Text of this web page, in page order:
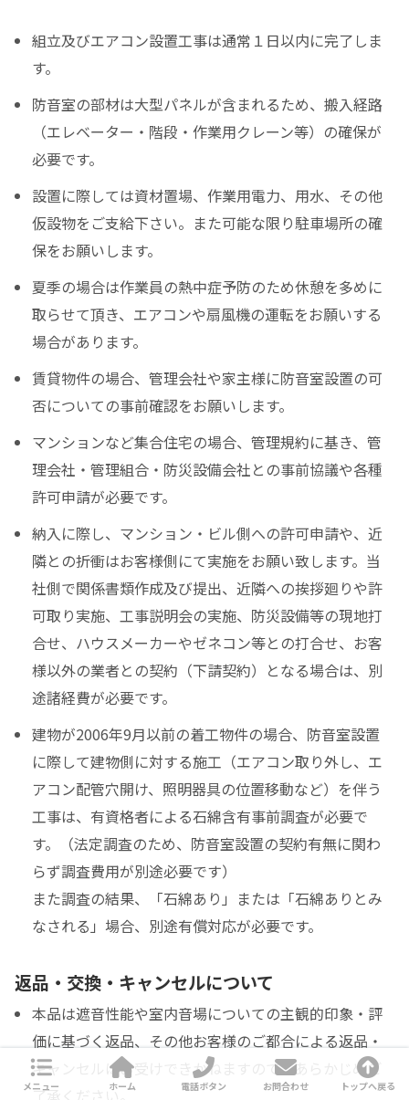
組立及びエアコン設置工事は通常１日以内に完了しま
す。
防音室の部材は大型パネルが含まれるため、搬入経路
（エレベーター・階段・作業用クレーン等）の確保が
必要です。
設置に際しては資材置場、作業用電力、用水、その他
仮設物をご支給下さい。また可能な限り駐車場所の確
保をお願いします。
夏季の場合は作業員の熱中症予防のため休憩を多めに
取らせて頂き、エアコンや扇風機の運転をお願いする
場合があります。
賃貸物件の場合、管理会社や家主様に防音室設置の可
否についての事前確認をお願いします。
マンションなど集合住宅の場合、管理規約に基き、管
理会社・管理組合・防災設備会社との事前協議や各種
許可申請が必要です。
納入に際し、マンション・ビル側への許可申請や、近
隣との折衝はお客様側にて実施をお願い致します。当
社側で関係書類作成及び提出、近隣への挨拶廻りや許
可取り実施、工事説明会の実施、防災設備等の現地打
合せ、ハウスメーカーやゼネコン等との打合せ、お客
様以外の業者との契約（下請契約）となる場合は、別
途諸経費が必要です。
建物が2006年9月以前の着工物件の場合、防音室設置
に際して建物側に対する施工（エアコン取り外し、エ
アコン配管穴開け、照明器具の位置移動など）を伴う
工事は、有資格者による石綿含有事前調査が必要で
す。（法定調査のため、防音室設置の契約有無に関わ
らず調査費用が別途必要です）
また調査の結果、「石綿あり」または「石綿ありとみ
なされる」場合、別途有償対応が必要です。
返品・交換・キャンセルについて
本品は遮音性能や室内音場についての主観的印象・評
価に基づく返品、その他お客様のご都合による返品・
キャンセルはお受けできかねますので、あらかじめご
了承ください。
メニュー ホーム 電話ボタン お問合わせ トップへ戻る